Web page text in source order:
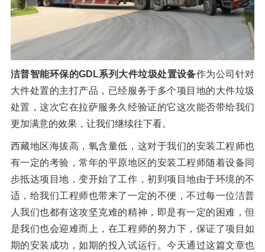
洁普智能环保的GDL系列大件垃圾处置设备作为公司针对
大件处置的主打产品，已经服务于多个项目地的大件垃圾
处置，这次它在拉萨服务久经验证的它这次能否带给我们
更加满意的效果，让我们继续往下看。
西藏地区海拔高，氧含量低，这对于我们的安装工程师也
有一定的考验，常年的平原地区的安装工程师随着设备同
步抵达项目地，变开始了工作，初到项目地由于环境的不
适，给我们工程师也带来了一定的不便，不过每一位洁普
人我们也都有这攻坚克难的精神，即是有一定的困难，但
是我们也会迎难而上，在工程师的努力下，保证了项目如
期的安装成功，如期的投入试运行。今天通过这篇文章也